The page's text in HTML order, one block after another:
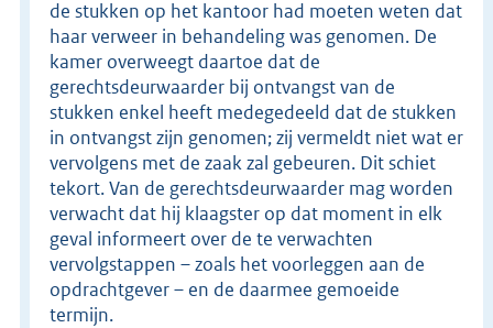
de stukken op het kantoor had moeten weten dat
haar verweer in behandeling was genomen. De
kamer overweegt daartoe dat de
gerechtsdeurwaarder bij ontvangst van de
stukken enkel heeft medegedeeld dat de stukken
in ontvangst zijn genomen; zij vermeldt niet wat er
vervolgens met de zaak zal gebeuren. Dit schiet
tekort. Van de gerechtsdeurwaarder mag worden
verwacht dat hij klaagster op dat moment in elk
geval informeert over de te verwachten
vervolgstappen – zoals het voorleggen aan de
opdrachtgever – en de daarmee gemoeide
termijn.